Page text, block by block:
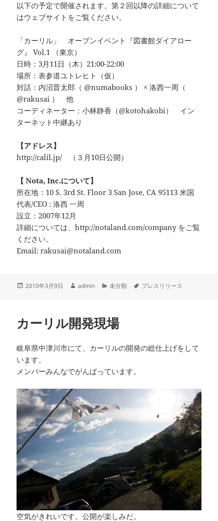
以下の予定で開催されます。第２回以降の詳細について
はウェブサイトをご覧ください。
「カーリル」 オープンイベント『図書館ダイアロー
グ』 Vol.1 （東京）
日時：3月11日（木）21:00-22:00
場所：表参道ユトレヒト（仮）
対話：内沼晋太郎（ @numabooks ） × 洛西一周（
@rakusai ） 他
コーディネーター：小林静香（@kotohakobi） イン
ターネット中継あり
【アドレス】
http://calil.jp/ （３月10日公開）
【 Nota, Inc.について】
所在地：10 S. 3rd St. Floor 3 San Jose, CA 95113 米国
代表/CEO : 洛西 一周
設立：2007年12月
詳細については、http://notaland.com/company をご覧
ください。
Email: rakusai@notaland.com
投
2010年3月9日
作
admin
カ
ー
未分類
タ
プレスリリース
カーリル開発現場
岐阜県中津川市にて、カーリルの開発の総仕上げをして
います。
メンバーみんなでがんばっています。
空気がきれいです。公開が楽しみだ。